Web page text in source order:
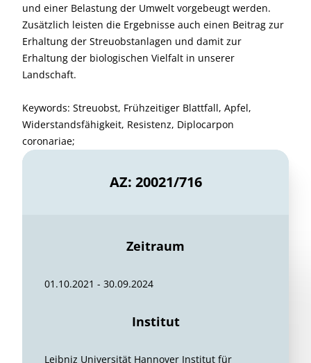
und einer Belastung der Umwelt vorgebeugt werden.
Zusätzlich leisten die Ergebnisse auch einen Beitrag zur
Erhaltung der Streuobstanlagen und damit zur
Erhaltung der biologischen Vielfalt in unserer
Landschaft.
Keywords: Streuobst, Frühzeitiger Blattfall, Apfel,
Widerstandsfähigkeit, Resistenz, Diplocarpon
coronariae;
AZ: 20021/716
Zeitraum
01.10.2021 - 30.09.2024
Institut
Leibniz Universität Hannover Institut für